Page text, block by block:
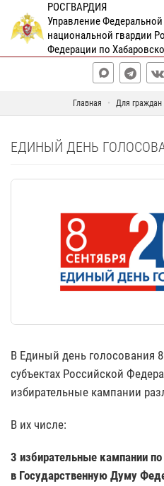
РОСГВАРДИЯ
Управление
национальной гвардии
Федерации по
Главная Для граждан
ЕДИНЫЙ ДЕНЬ
В Единый день голосования 8
субъектах Российской
избирательные кампании
В их числе:
3 избирательные кампании
в Государственную Думу